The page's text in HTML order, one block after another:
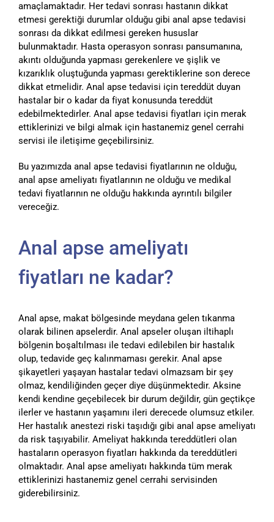
amaçlamaktadır. Her tedavi sonrası hastanın dikkat
etmesi gerektiği durumlar olduğu gibi anal apse tedavisi
sonrası da dikkat edilmesi gereken hususlar
bulunmaktadır. Hasta operasyon sonrası pansumanına,
akıntı olduğunda yapması gerekenlere ve şişlik ve
kızarıklık oluştuğunda yapması gerektiklerine son derece
dikkat etmelidir. Anal apse tedavisi için tereddüt duyan
hastalar bir o kadar da fiyat konusunda tereddüt
edebilmektedirler. Anal apse tedavisi fiyatları için merak
ettiklerinizi ve bilgi almak için hastanemiz genel cerrahi
servisi ile iletişime geçebilirsiniz.
Bu yazımızda anal apse tedavisi fiyatlarının ne olduğu,
anal apse ameliyatı fiyatlarının ne olduğu ve medikal
tedavi fiyatlarının ne olduğu hakkında ayrıntılı bilgiler
vereceğiz.
Anal apse ameliyatı
fiyatları ne kadar?
Anal apse, makat bölgesinde meydana gelen tıkanma
olarak bilinen apselerdir. Anal apseler oluşan iltihaplı
bölgenin boşaltılması ile tedavi edilebilen bir hastalık
olup, tedavide geç kalınmaması gerekir. Anal apse
şikayetleri yaşayan hastalar tedavi olmazsam bir şey
olmaz, kendiliğinden geçer diye düşünmektedir. Aksine
kendi kendine geçebilecek bir durum değildir, gün geçtikçe
ilerler ve hastanın yaşamını ileri derecede olumsuz etkiler.
Her hastalık anestezi riski taşıdığı gibi anal apse ameliyatı
da risk taşıyabilir. Ameliyat hakkında tereddütleri olan
hastaların operasyon fiyatları hakkında da tereddütleri
olmaktadır. Anal apse ameliyatı hakkında tüm merak
ettiklerinizi hastanemiz genel cerrahi servisinden
giderebilirsiniz.